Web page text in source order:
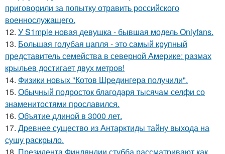
приговорили за попытку отравить российского
военнослужащего.
12. У S1mple новая девушка - бывшая модель Onlyfans.
13. Большая голубая цапля - это самый крупный
представитель семейства в северной Америке: размах
крыльев достигает двух метров!
14. Физики новых "Котов Шредингера получили".
15. Обычный подросток благодаря тысячам селфи со
знаменитостями прославился.
16. Объятие длиной в 3000 лет.
17. Древнее существо из Антарктиды тайну выхода на
сушу раскрыло.